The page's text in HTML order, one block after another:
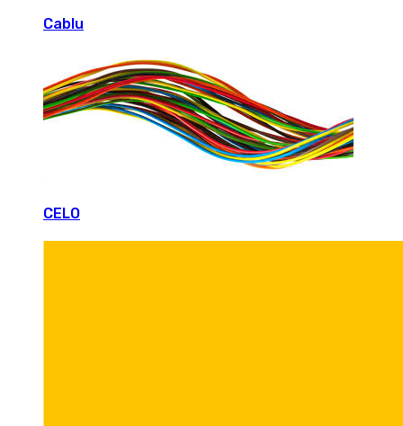
Cablu
CELO